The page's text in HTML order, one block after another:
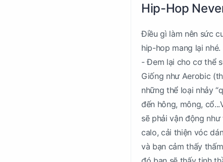
Hip-Hop
Điều gì làm nên sức
hip-hop mang lại nhé.
- Đem lại cho cơ thể
Giống như Aerobic
những thể loại nhảy
đến hông, mông,
sẽ phải vận động
calo, cải thiện vóc
và bạn cảm thấy